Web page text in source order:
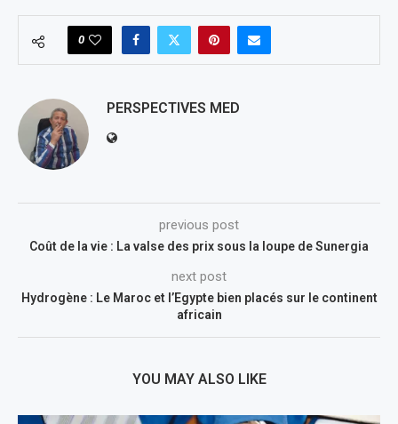
0
PERSPECTIVES MED
previous post
Coût de la vie : La valse des prix sous la loupe de Sunergia
next post
Hydrogène : Le Maroc et l’Egypte bien placés sur le continent
africain
YOU MAY ALSO LIKE